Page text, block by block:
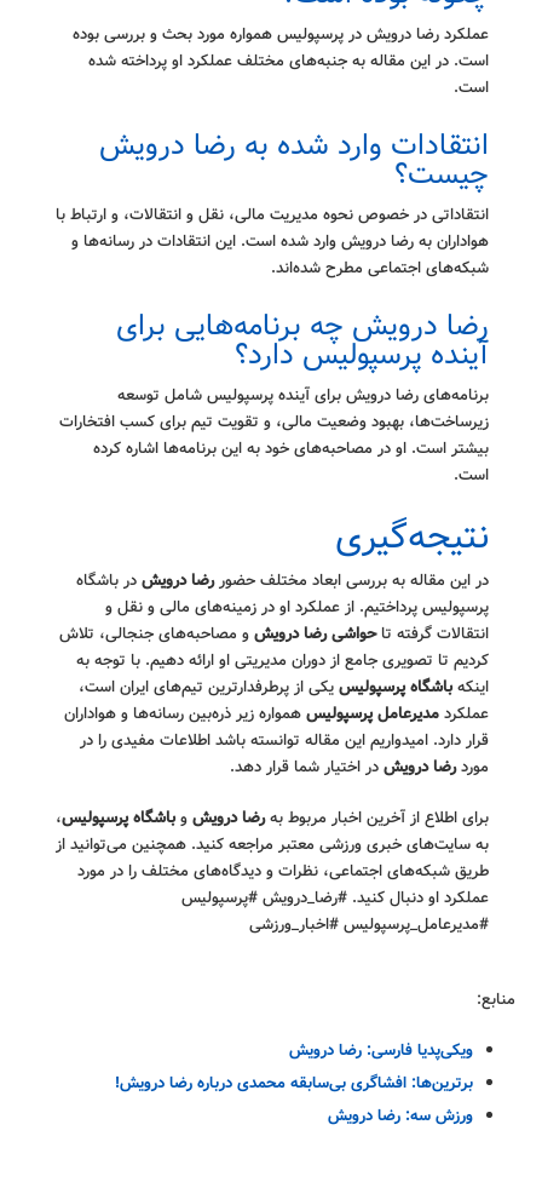
عملکرد رضا درویش در پرسپولیس همواره مورد بحث و بررسی بوده
است. در این مقاله به جنبه‌های مختلف عملکرد او پرداخته شده
است.
انتقادات وارد شده به رضا درویش
چیست؟
انتقاداتی در خصوص نحوه مدیریت مالی، نقل و انتقالات، و ارتباط با
هواداران به رضا درویش وارد شده است. این انتقادات در رسانه‌ها و
شبکه‌های اجتماعی مطرح شده‌اند.
رضا درویش چه برنامه‌هایی برای
آینده پرسپولیس دارد؟
برنامه‌های رضا درویش برای آینده پرسپولیس شامل توسعه
زیرساخت‌ها، بهبود وضعیت مالی، و تقویت تیم برای کسب افتخارات
بیشتر است. او در مصاحبه‌های خود به این برنامه‌ها اشاره کرده
است.
نتیجه‌گیری
در این مقاله به بررسی ابعاد مختلف حضوررضا درویشدر باشگاه
پرسپولیس پرداختیم. از عملکرد او در زمینه‌های مالی و نقل و
انتقالات گرفته تاحواشی رضا درویشو مصاحبه‌های جنجالی، تلاش
کردیم تا تصویری جامع از دوران مدیریتی او ارائه دهیم. با توجه به
اینکهباشگاه پرسپولیسیکی از پرطرفدارترین تیم‌های ایران است،
عملکردمدیرعامل پرسپولیسهمواره زیر ذره‌بین رسانه‌ها و هواداران
قرار دارد. امیدواریم این مقاله توانسته باشد اطلاعات مفیدی را در
موردرضا درویشدر اختیار شما قرار دهد.
برای اطلاع از آخرین اخبار مربوط بهرضا درویشوباشگاه پرسپولیس،
به سایت‌های خبری ورزشی معتبر مراجعه کنید. همچنین می‌توانید از
طریق شبکه‌های اجتماعی، نظرات و دیدگاه‌های مختلف را در مورد
عملکرد او دنبال کنید. #رضا_درویش #پرسپولیس
#مدیرعامل_پرسپولیس #اخبار_ورزشی
منابع:
ویکی‌پدیا فارسی: رضا درویش
برترین‌ها: افشاگری‌ بی‌سابقه محمدی درباره رضا درویش!
ورزش سه: رضا درویش